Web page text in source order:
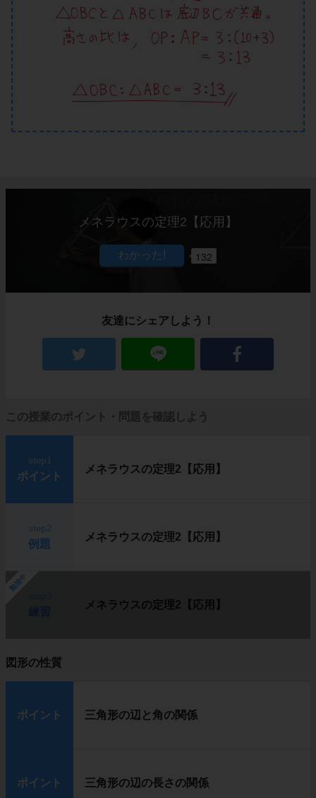
メネラウスの定理2【応用】
132
友達にシェアしよう！
この授業のポイント・問題を確認しよう
ポイント
メネラウスの定理2【応用】
例題
メネラウスの定理2【応用】
勉強中
メネラウスの定理2【応用】
図形の性質
ポイント 三角形の辺と角の関係
ポイント 三角形の辺の長さの関係